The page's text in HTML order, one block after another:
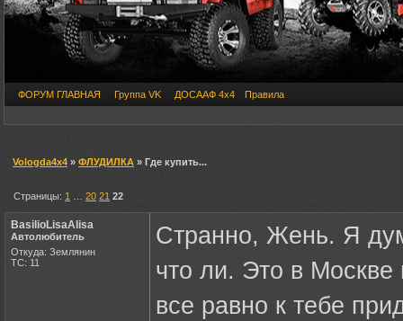
ФОРУМ ГЛАВНАЯ Группа VK ДОСААФ 4х4 Правила
Vologda4x4 » ФЛУДИЛКА » Где купить...
Страницы: 1 …20 21 22
BasilioLisaAlisa
Автолюбитель
Откуда: Землянин
ТС: 11
Странно, Жень. Я
что ли. Это в
все равно к тебе